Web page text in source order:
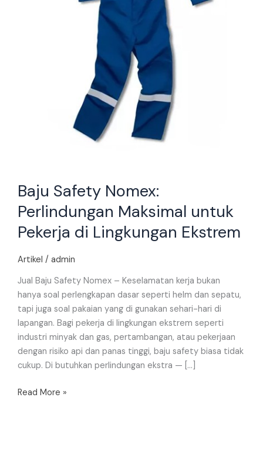
Baju Safety Nomex:
Perlindungan Maksimal untuk
Pekerja di Lingkungan Ekstrem
Artikel / admin
Jual Baju Safety Nomex – Keselamatan kerja bukan
hanya soal perlengkapan dasar seperti helm dan sepatu,
tapi juga soal pakaian yang di gunakan sehari-hari di
lapangan. Bagi pekerja di lingkungan ekstrem seperti
industri minyak dan gas, pertambangan, atau pekerjaan
dengan risiko api dan panas tinggi, baju safety biasa tidak
cukup. Di butuhkan perlindungan ekstra — […]
Read More »